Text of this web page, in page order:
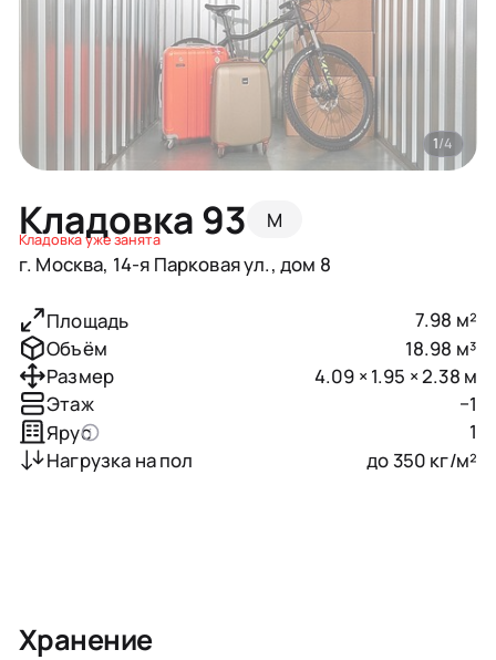
Кладовка 93 M
Кладовка уже занята
г. Москва, 14-я Парковая ул., дом 8
1/4
Площадь
7.98 м²
Объём
18.98 м³
Размер
4.09 × 1.95 × 2.38 м
Этаж
−1
Ярус
1
Нагрузка на пол
до 350 кг/м²
Хранение